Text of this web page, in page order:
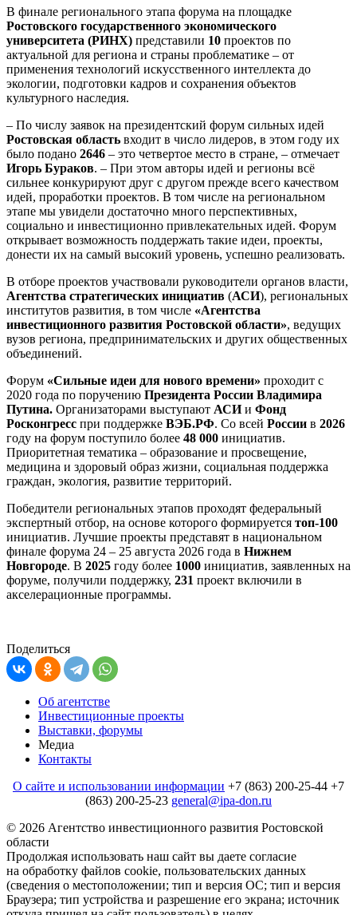
В финале регионального этапа форума на площадке
Ростовского государственного экономического
университета (РИНХ) представили 10 проектов по
актуальной для региона и страны проблематике – от
применения технологий искусственного интеллекта до
экологии, подготовки кадров и сохранения объектов
культурного наследия.
– По числу заявок на президентский форум сильных идей
Ростовская область входит в число лидеров, в этом году их
было подано 2646 – это четвертое место в стране, – отмечает
Игорь Бураков. – При этом авторы идей и регионы всё
сильнее конкурируют друг с другом прежде всего качеством
идей, проработки проектов. В том числе на региональном
этапе мы увидели достаточно много перспективных,
социально и инвестиционно привлекательных идей. Форум
открывает возможность поддержать такие идеи, проекты,
донести их на самый высокий уровень, успешно реализовать.
В отборе проектов участвовали руководители органов власти,
Агентства стратегических инициатив (АСИ), региональных
институтов развития, в том числе «Агентства
инвестиционного развития Ростовской области», ведущих
вузов региона, предпринимательских и других общественных
объединений.
Форум «Сильные идеи для нового времени» проходит с
2020 года по поручению Президента России Владимира
Путина. Организаторами выступают АСИи Фонд
Росконгресс при поддержке ВЭБ.РФ. Со всей России в 2026
году на форум поступило более 48 000 инициатив.
Приоритетная тематика – образование и просвещение,
медицина и здоровый образ жизни, социальная поддержка
граждан, экология, развитие территорий.
Победители региональных этапов проходят федеральный
экспертный отбор, на основе которого формируется топ-100
инициатив. Лучшие проекты представят в национальном
финале форума 24 – 25 августа 2026 года в Нижнем
Новгороде. В 2025 году более 1000 инициатив, заявленных на
форуме, получили поддержку, 231 проект включили в
акселерационные программы.
Поделиться
Об агентстве
Инвестиционные проекты
Выставки, форумы
Медиа
Контакты
О сайте и использовании информации +7 (863) 200-25-44 +7
(863) 200-25-23 general@ipa-don.ru
© 2026 Агентство инвестиционного развития Ростовской
области
Продолжая использовать наш сайт вы даете согласие
на обработку файлов cookie, пользовательских данных
(сведения о местоположении; тип и версия ОС; тип и версия
Браузера; тип устройства и разрешение его экрана; источник